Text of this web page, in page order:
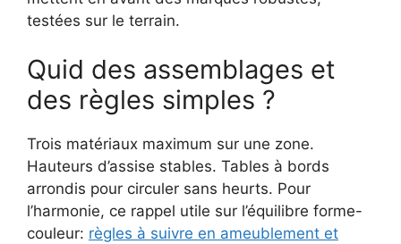
testées sur le terrain.
Quid des assemblages et
des règles simples ?
Trois matériaux maximum sur une zone.
Hauteurs d’assise stables. Tables à bords
arrondis pour circuler sans heurts. Pour
l’harmonie, ce rappel utile sur l’équilibre forme-
couleur: règles à suivre en ameublement et